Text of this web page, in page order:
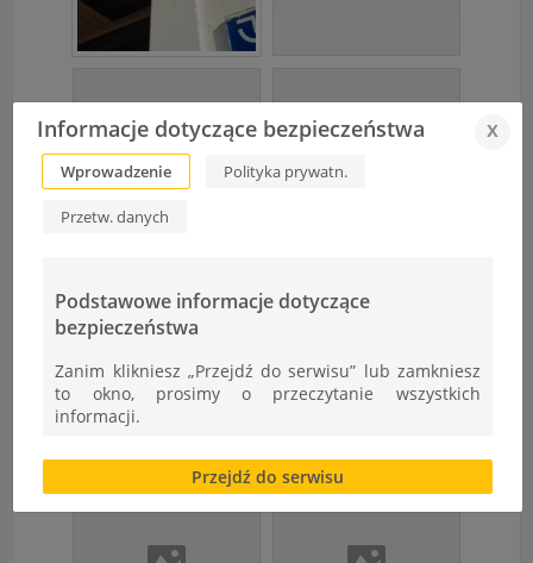
Informacje dotyczące bezpieczeństwa x
Wprowadzenie Polityka prywatn.
Przetw. danych
Podstawowe informacje dotyczące
bezpieczeństwa
Zanim klikniesz „Przejdź do serwisu” lub zamkniesz
to okno, prosimy o przeczytanie wszystkich
informacji.
Brak zgody bądź ograniczenie funkcjonalności plików
cookies lub local storage, może utrudnić lub
uniemożliwić korzystanie z Serwisu.
Informacje dotyczące polityki prywatności oraz
Przejdź do serwisu